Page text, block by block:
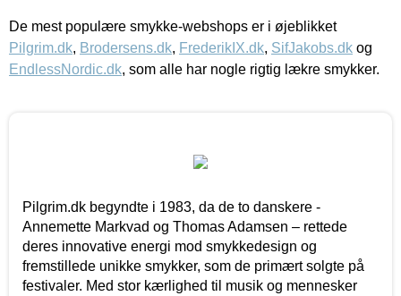
De mest populære smykke-webshops er i øjeblikket
Pilgrim.dk, Brodersens.dk, FrederikIX.dk, SifJakobs.dk og
EndlessNordic.dk, som alle har nogle rigtig lækre smykker.
Pilgrim.dk begyndte i 1983, da de to danskere -
Annemette Markvad og Thomas Adamsen – rettede
deres innovative energi mod smykkedesign og
fremstillede unikke smykker, som de primært solgte på
festivaler. Med stor kærlighed til musik og mennesker